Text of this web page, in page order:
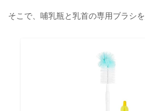
そこで、哺乳瓶と乳首の専用ブラシ